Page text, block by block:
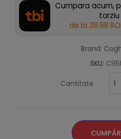
Cumpara acum,
tarziu
de la 38.98
Brand:
SKU:
Cantitate